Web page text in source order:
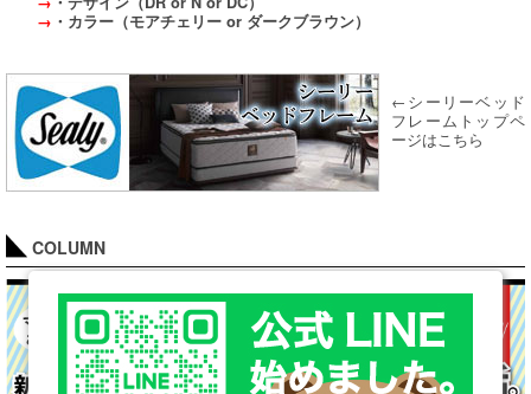
→ ・カラー（モアチェリー or ダークブラウン）
←シーリーベッド
フレームトップペ
ージはこちら
COLUMN